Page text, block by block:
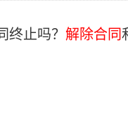
终止吗？ 解除合同